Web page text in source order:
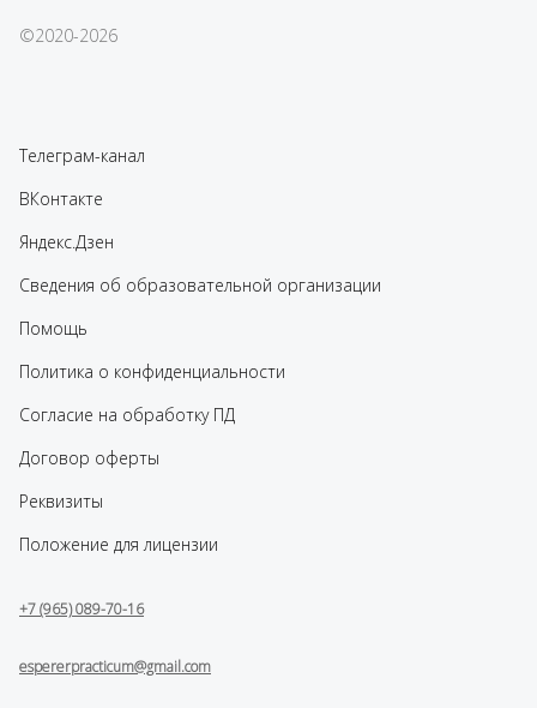
©2020-2026
Телеграм-канал
ВКонтакте
Яндекс.Дзен
Сведения об образовательной организации
Помощь
Политика о конфиденциальности
Согласие на обработку ПД
Договор оферты
Реквизиты
Положение для лицензии
+7 (965) 089-70-16
espererpracticum@gmail.com